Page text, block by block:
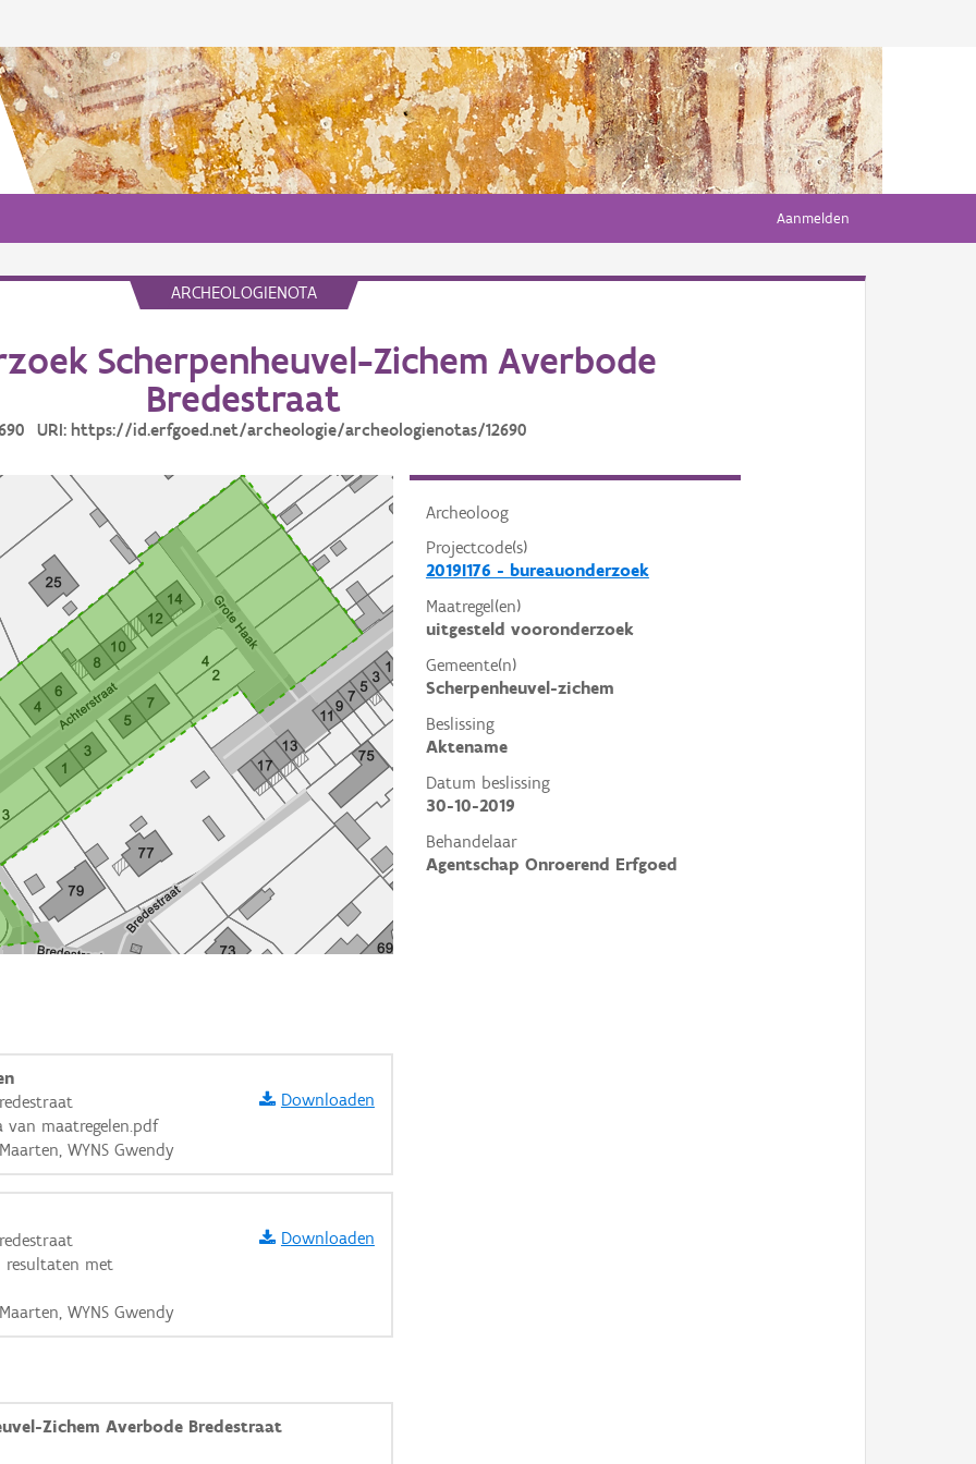
Aanmelden
ARCHEOLOGIENOTA
Scherpenheuvel-Zichem Averbode
Bredestraat
URI: https://id.erfgoed.net/archeologie/archeologienotas/12690
Archeoloog
Projectcode(s)
2019I176 - bureauonderzoek
Maatregel(en)
uitgesteld vooronderzoek
Gemeente(n)
Scherpenheuvel-zichem
Beslissing
Aktename
Datum beslissing
30-10-2019
Behandelaar
Agentschap Onroerend Erfgoed
maatregelen.pdf
WYNS Gwendy
Downloaden
resultaten met
WYNS Gwendy
Downloaden
Zichem Averbode Bredestraat